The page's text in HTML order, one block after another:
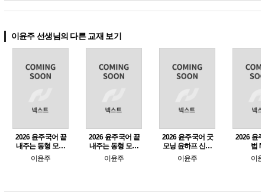
이윤주 선생님의 다른 교재 보기
2026 윤주국어 끝
내주는 동형 모의
고사 2-2 [봉투형 8
회분]
이윤주
2026 윤주국어 끝
내주는 동형 모의
고사 2 [봉투형 12
회분]
이윤주
2026 윤주국어 굿
모닝 윤하프 신유
형 모의고사 - 시즌
2
이윤주
2026 윤
법
이